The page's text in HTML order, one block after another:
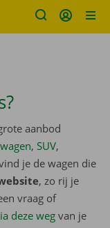
aanbod
, SUV,
je de wagen die
, zo rij je
vraag of
deze weg van je